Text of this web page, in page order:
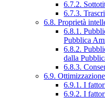
6.7.2.
6.7.3.
6.8. Proprietà
6.8.1.
Pubblica
6.8.2.
dalla
6.8.3.
6.9.
6.9.1. I
6.9.2. I